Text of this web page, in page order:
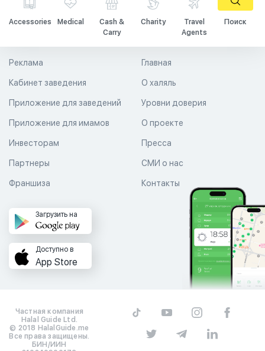
Accessories Medical
Cash &
Carry
Charity
Travel
Agents
Поиск
Главная
О халяль
Уровни доверия
Реклама
Кабинет заведения
Приложение для заведений
Приложение для имамов О проекте
Пресса
СМИ о нас
Контакты
Инвесторам
Партнеры
Франшиза
Загрузить на
Доступно в
App Store
Частная компания
Halal Guide Ltd.
© 2018 HalalGuide.me
Все права защищены.
БИН/ИИН